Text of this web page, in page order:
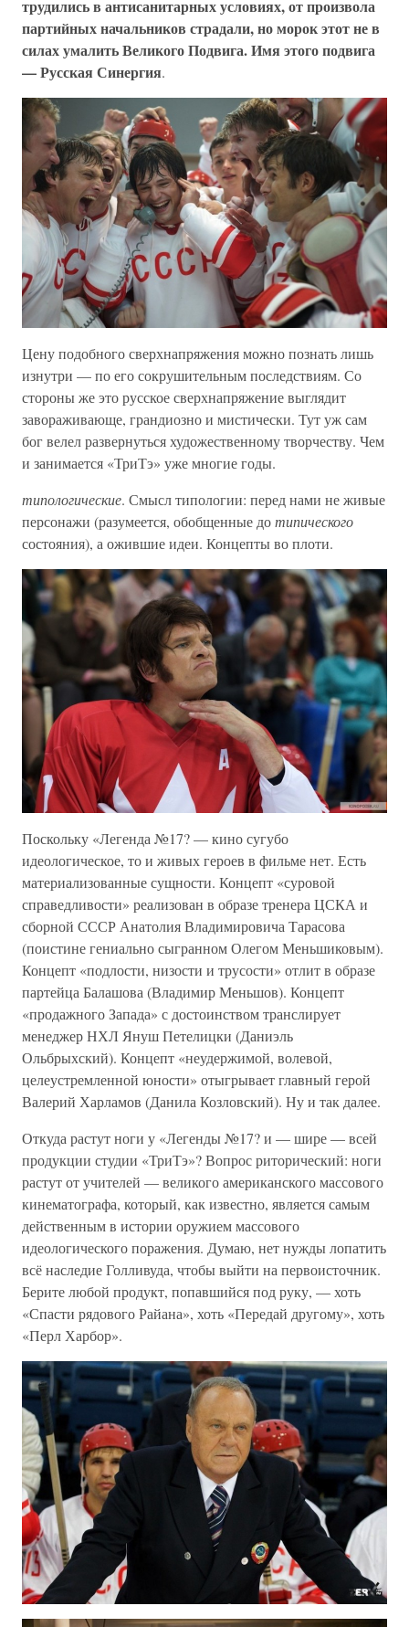
трудились в антисанитарных условиях, от произвола
партийных начальников страдали, но морок этот не в
силах умалить Великого Подвига. Имя этого подвига
— Русская Синергия.
Цену подобного сверхнапряжения можно познать лишь
изнутри — по его сокрушительным последствиям. Со
стороны же это русское сверхнапряжение выглядит
завораживающе, грандиозно и мистически. Тут уж сам
бог велел развернуться художественному творчеству. Чем
и занимается «ТриТэ» уже многие годы.
типологические. Смысл типологии: перед нами не живые
персонажи (разумеется, обобщенные дотипического
состояния), а ожившие идеи. Концепты во плоти.
Поскольку «Легенда №17? — кино сугубо
идеологическое, то и живых героев в фильме нет. Есть
материализованные сущности. Концепт «суровой
справедливости» реализован в образе тренера ЦСКА и
сборной СССР Анатолия Владимировича Тарасова
(поистине гениально сыгранном Олегом Меньшиковым).
Концепт «подлости, низости и трусости» отлит в образе
партейца Балашова (Владимир Меньшов). Концепт
«продажного Запада» с достоинством транслирует
менеджер НХЛ Януш Петелицки (Даниэль
Ольбрыхский). Концепт «неудержимой, волевой,
целеустремленной юности» отыгрывает главный герой
Валерий Харламов (Данила Козловский). Ну и так далее.
Откуда растут ноги у «Легенды №17? и — шире — всей
продукции студии «ТриТэ»? Вопрос риторический: ноги
растут от учителей — великого американского массового
кинематографа, который, как известно, является самым
действенным в истории оружием массового
идеологического поражения. Думаю, нет нужды лопатить
всё наследие Голливуда, чтобы выйти на первоисточник.
Берите любой продукт, попавшийся под руку, — хоть
«Спасти рядового Райана», хоть «Передай другому», хоть
«Перл Харбор».